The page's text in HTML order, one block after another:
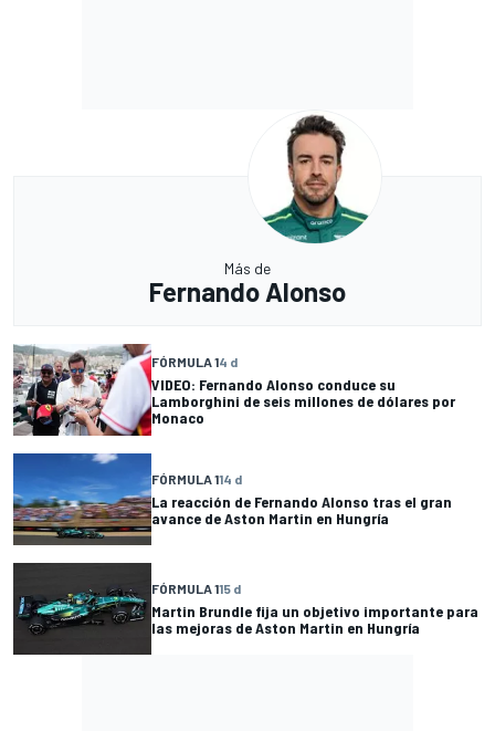
Más de
Fernando Alonso
FÓRMULA 14 d
VIDEO: Fernando Alonso conduce su
Lamborghini de seis millones de dólares por
Monaco
FÓRMULA 114 d
La reacción de Fernando Alonso tras el gran
avance de Aston Martin en Hungría
FÓRMULA 115 d
Martin Brundle fija un objetivo importante para
las mejoras de Aston Martin en Hungría